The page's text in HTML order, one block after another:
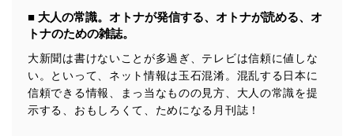
供・開示は行いません。当社においてはこれらの取り組
みを確実にするため、従業者等の教育を徹底してまいり
ます。また、目的外利用を行わないために、適切な管理
措置を講じます。
法令遵守
当社は、個人情報に関連する法令、国が定める指針及び
■ 大人の常識。オトナが発信する、オトナが読める、オ
トナのための雑誌。
大新聞は書けないことが多過ぎ、テレビは信頼に値しな
い。といって、ネット情報は玉石混淆。混乱する日本に
信頼できる情報、まっ当なものの見方、大人の常識を提
示する、おもしろくて、ためになる月刊誌！